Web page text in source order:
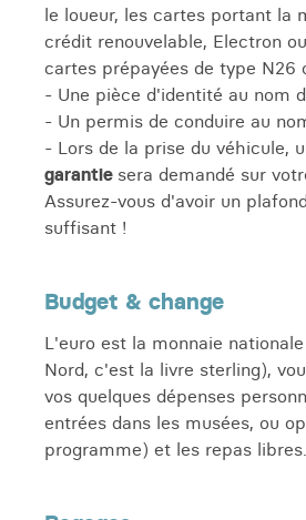
le loueur, les cartes portant la
crédit renouvelable, Electron
cartes prépayées de type N26
- Une pièce d'identité au nom
- Un permis de conduire au
- Lors de la prise du véhicule,
garantie sera demandé sur
Assurez-vous d'avoir un
suffisant !
Budget & change
L'euro est la monnaie
Nord, c'est la livre sterling),
vos quelques dépenses
entrées dans les musées, ou
programme) et les repas libres.